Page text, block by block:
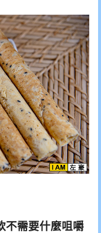
不需要什麼咀嚼